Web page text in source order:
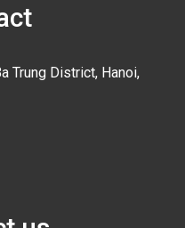
Trung District, Hanoi,